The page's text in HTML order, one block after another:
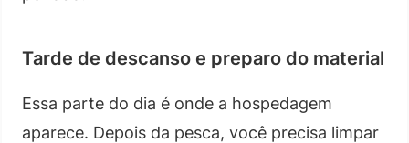
Tarde de descanso e preparo do material
Essa parte do dia é onde a hospedagem
aparece. Depois da pesca, você precisa limpar